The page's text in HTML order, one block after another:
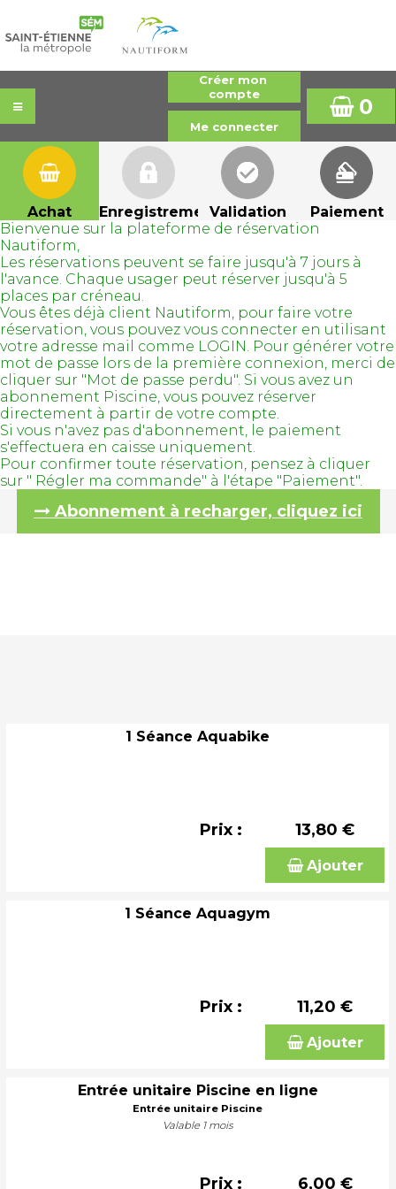
0
Achat EnregistrementValidation
Paiement
Bienvenue sur la plateforme de réservation
Nautiform,
Les réservations peuvent se faire jusqu'à 7 jours à
l'avance. Chaque usager peut réserver jusqu'à 5
places par créneau.
Vous êtes déjà client Nautiform, pour faire votre
réservation, vous pouvez vous connecter en utilisant
votre adresse mail comme LOGIN. Pour générer votre
mot de passe lors de la première connexion, merci de
cliquer sur "Mot de passe perdu". Si vous avez un
abonnement Piscine, vous pouvez réserver
directement à partir de votre compte.
Si vous n'avez pas d'abonnement, le paiement
s'effectuera en caisse uniquement.
Pour confirmer toute réservation, pensez à cliquer
sur " Régler ma commande" à l'étape "Paiement".
Abonnement à recharger, cliquez ici
1 Séance Aquabike
Prix : 13,80 €
Ajouter
1 Séance Aquagym
Prix : 11,20 €
Ajouter
Entrée unitaire Piscine en ligne
Entrée unitaire Piscine
Valable 1 mois
Prix : 6,00 €